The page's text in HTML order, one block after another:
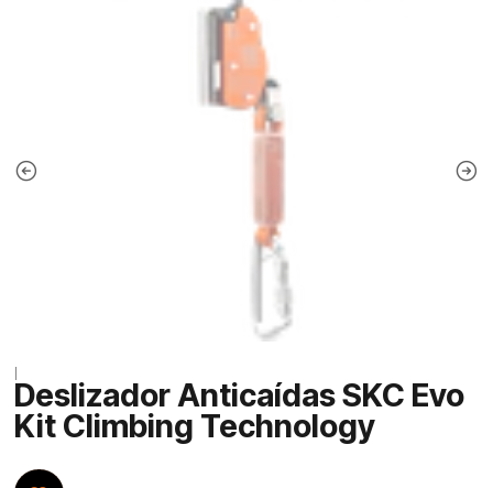
Deslizador Anticaídas SKC Evo
Kit Climbing Technology